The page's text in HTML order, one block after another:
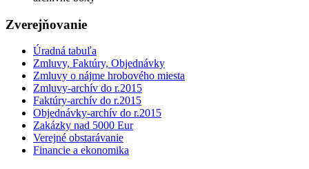
Zverejňovanie
Úradná tabuľa
Zmluvy, Faktúry, Objednávky
Zmluvy o nájme hrobového miesta
Zmluvy-archív do r.2015
Faktúry-archív do r.2015
Objednávky-archív do r.2015
Zakázky nad 5000 Eur
Verejné obstarávanie
Financie a ekonomika